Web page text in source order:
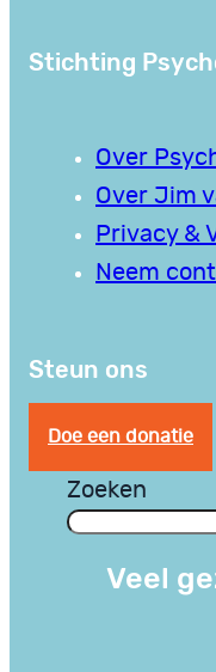
Stichting
Over
Over Jim
Privacy &
Neem
Steun ons
Doe een donatie
Zoeken
Veel